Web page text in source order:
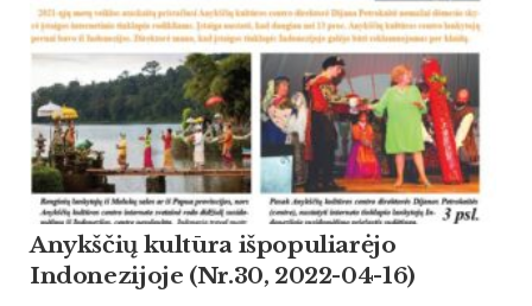
Anykščių kultūra išpopuliarėjo
Indonezijoje (Nr.30, 2022-04-16)